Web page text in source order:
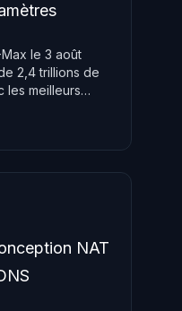
le 3 août
2,4 trillions de
les meilleurs
le 10 août.
NAT